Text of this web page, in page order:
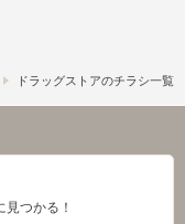
ドラッグストアのチラシ一覧
つかる！